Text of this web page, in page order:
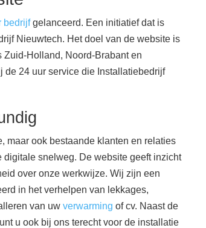
bedrijfgelanceerd. Een initiatief dat is
Nieuwtech. Het doel van de website is
Zuid-Holland, Noord-Brabant en
24 uur service die Installatiebedrijf
maar ook bestaande klanten en relaties
snelweg. De website geeft inzicht
over onze werkwijze. Wij zijn een
in het verhelpen van lekkages,
van uw verwarming of cv. Naast de
u ook bij ons terecht voor de installatie